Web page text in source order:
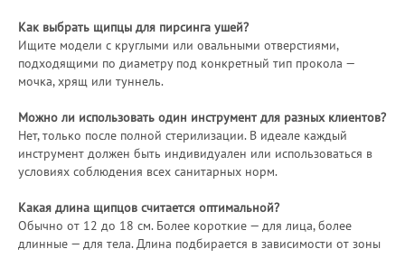
Как выбрать щипцы для пирсинга ушей?
Ищите модели с круглыми или овальными отверстиями,
подходящими по диаметру под конкретный тип прокола —
мочка, хрящ или туннель.
Можно ли использовать один инструмент для разных клиентов?
Нет, только после полной стерилизации. В идеале каждый
инструмент должен быть индивидуален или использоваться в
условиях соблюдения всех санитарных норм.
Какая длина щипцов считается оптимальной?
Обычно от 12 до 18 см. Более короткие — для лица, более
длинные — для тела. Длина подбирается в зависимости от зоны